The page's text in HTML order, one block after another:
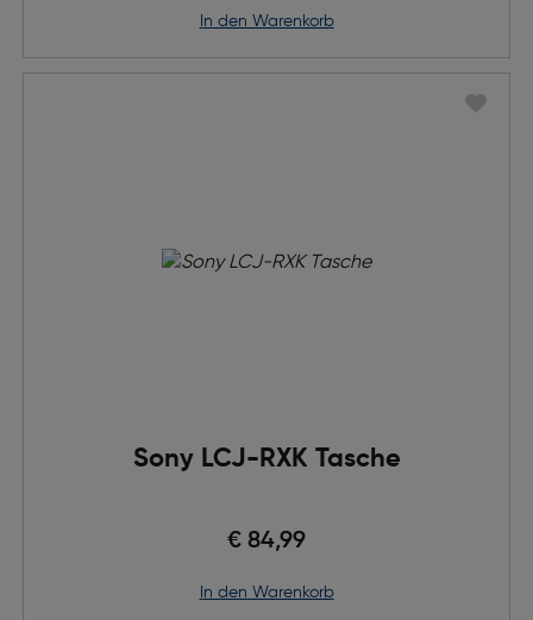
in den Warenkorb
Sony LCJ-RXK Tasche
€ 84,99
in den Warenkorb